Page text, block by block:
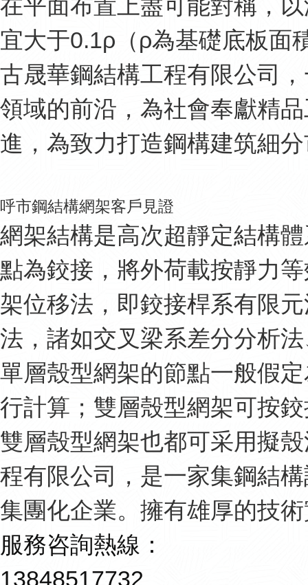
在平面布置上盡可能對稱，
宜大于0.1ρ（ρ為基礎底板面
古晟華鋼結構工程有限公司
領域的前沿，為社會奉獻精
進，為致力打造鋼構建筑細
呼市鋼結構網架客戶見證
網架結構是高次超靜定結構
點為鉸接，將外荷載按靜力
架位移法，即鉸接桿系有限
法，諸如交叉梁系差分分析
單層殼型網架的節點一般假
行計算；雙層殼型網架可按
雙層殼型網架也都可采用擬
程有限公司，是一家集鋼結
集團化企業。擁有雄厚的技
服務咨詢熱線：
13848517732